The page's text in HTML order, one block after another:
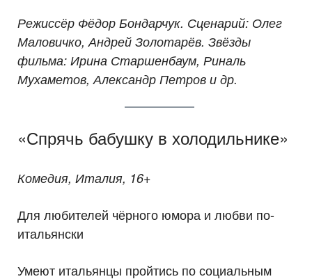
Режиссёр Фёдор Бондарчук. Сценарий: Олег
Маловичко, Андрей Золотарёв. Звёзды
фильма: Ирина Старшенбаум, Риналь
Мухаметов, Александр Петров и др.
«Спрячь бабушку в холодильнике»
Комедия, Италия, 16+
Для любителей чёрного юмора и любви по-
итальянски
Умеют итальянцы пройтись по социальным